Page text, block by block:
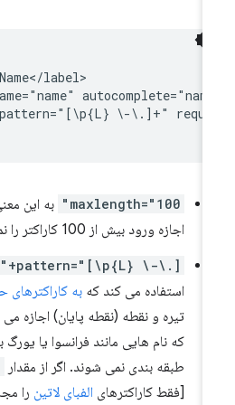
label>
name="name"
pattern="[\p{L} \-\.]+"
maxlength="100"
به این معنی
اجازه ورود بیش از 100 کاراکتر را نمی دهد.
pattern="[\p{L} \-\.]+"
از
استفاده می کند که به کاراکترهای
تیره و نقطه (نقطه پایان) اجازه می
که نام هایی مانند فرانسوا یا یورگ به
طبقه بندی نمی شوند. اگر از مقدار \w
[فقط کاراکترهایالفبای لاتینرا مجاز